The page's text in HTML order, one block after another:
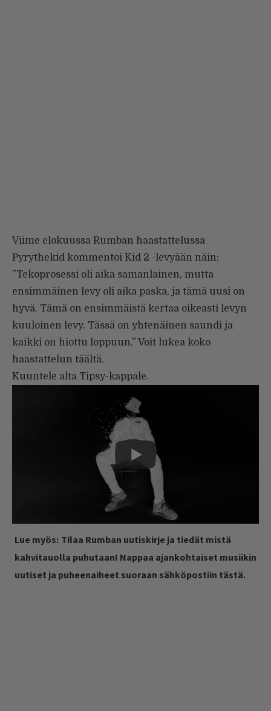
Viime elokuussa Rumban haastattelussa
Pyrythekid kommentoi Kid 2 -levyään näin:
”Tekoprosessi oli aika samanlainen, mutta
ensimmäinen levy oli aika paska, ja tämä uusi on
hyvä. Tämä on ensimmäistä kertaa oikeasti levyn
kuuloinen levy. Tässä on yhtenäinen saundi ja
kaikki on hiottu loppuun.” Voit lukea koko
haastattelun täältä.
Kuuntele alta Tipsy-kappale.
Lue myös: Tilaa Rumban uutiskirje ja tiedät mistä
kahvitauolla puhutaan! Nappaa ajankohtaiset musiikin
uutiset ja puheenaiheet suoraan sähköpostiin tästä.